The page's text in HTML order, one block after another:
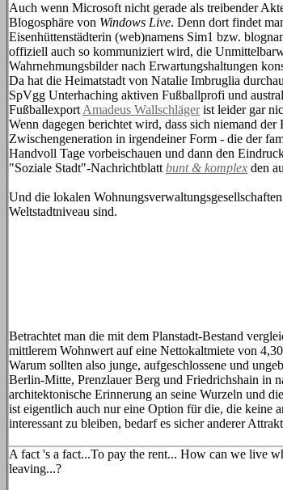
Auch wenn Microsoft nicht gerade als treibender
Blogosphäre von Windows Live. Denn dort findet
Eisenhüttenstädterin (web)namens Sim1 bzw.
offiziell auch so kommuniziert wird, die
Wahrnehmungsbilder nach Erwartungshaltungen
Da hat die Heimatstadt von Natalie Imbruglia
SpVgg Unterhaching aktiven Fußballprofi und
Fußballexport Amadeus Wallschlägerist leider gar
Wenn dagegen berichtet wird, dass sich niemand
Zwischengeneration in irgendeiner Form - die der
Handvoll Tage vorbeischauen und dann den
"Soziale Stadt"-Nachrichtblatt bunt & komplex den
Und die lokalen
Weltstadtniveau sind.
Betrachtet man die mit dem Planstadt-Bestand
mittlerem Wohnwert auf eine Nettokaltmiete von
Warum sollten also junge, aufgeschlossene und
Berlin-Mitte, Prenzlauer Berg und Friedrichshain in
architektonische Erinnerung an seine Wurzeln und
ist eigentlich auch nur eine Option für die, die keine
interessant zu bleiben, bedarf es sicher anderer
A fact 's a fact...To pay the rent... How can we live
leaving...?